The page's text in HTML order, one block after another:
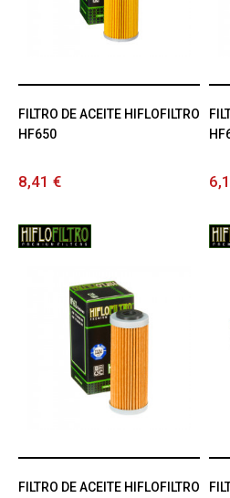
FILTRO DE ACEITE HIFLOFILTRO
HF650
8,41 €
FILTRO DE ACEITE HIFLOFILTRO